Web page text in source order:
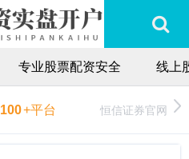
专业股票配资安全 线上
100+平台 恒信证券官网